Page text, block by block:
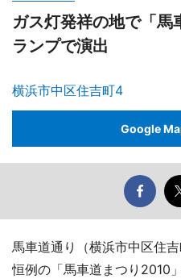
ガス灯発祥の地で「
ランプで演出
横浜市中区住吉町4
Google
馬車道通り（横浜市中区住
恒例の「馬車道まつり2010